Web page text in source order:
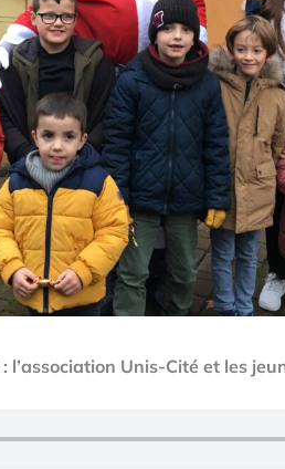
l’association Unis-Cité et les